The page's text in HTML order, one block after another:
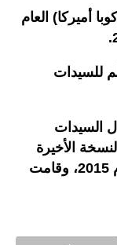
أميركا) العام
للسيدات
السيدات
و2003. وتعود النسخة الأخيرة
التي أقيمت في أمريكا الشمالية إلى عام 2015، وقامت